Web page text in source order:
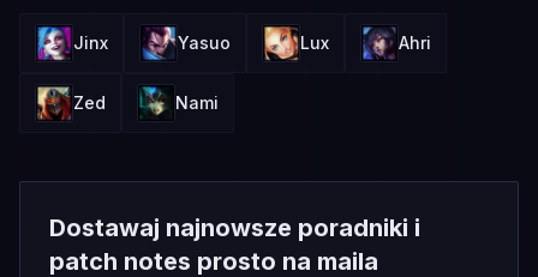
Jinx Yasuo Lux Ahri
Zed Nami
Dostawaj najnowsze poradniki i
patch notes prosto na maila